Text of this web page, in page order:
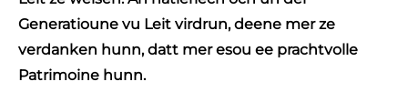
Generatioune vu Leit virdrun, deene mer ze
verdanken hunn, datt mer esou ee prachtvolle
Patrimoine hunn.